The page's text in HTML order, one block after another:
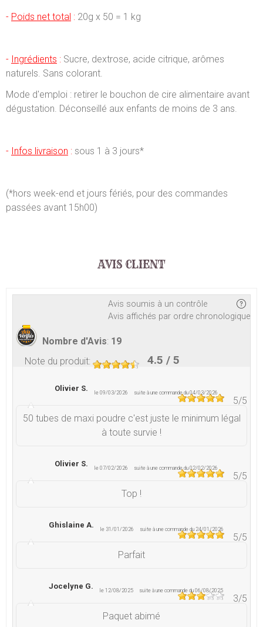
- Poids net total : 20g x 50 = 1 kg
- Ingrédients : Sucre, dextrose, acide citrique, arômes
naturels. Sans colorant.
Mode d'emploi : retirer le bouchon de cire alimentaire avant
dégustation. Déconseillé aux enfants de moins de 3 ans.
- Infos livraison : sous 1 à 3 jours*
(*hors week-end et jours fériés, pour des commandes
passées avant 15h00)
AVIS CLIENT
Avis soumis à un contrôle
Avis affichés par ordre chronologique
Nombre d'Avis: 19
Note du produit: 4.5 / 5
Olivier S. le 09/03/2026 suite à une commande du 04/03/2026
5/5
50 tubes de maxi poudre c'est juste le minimum légal
à toute survie !
Olivier S. le 07/02/2026 suite à une commande du 02/02/2026
5/5
Top !
Ghislaine A. le 31/01/2026 suite à une commande du 24/01/2026
5/5
Parfait
Jocelyne G. le 12/08/2025 suite à une commande du 06/08/2025
3/5
Paquet abimé